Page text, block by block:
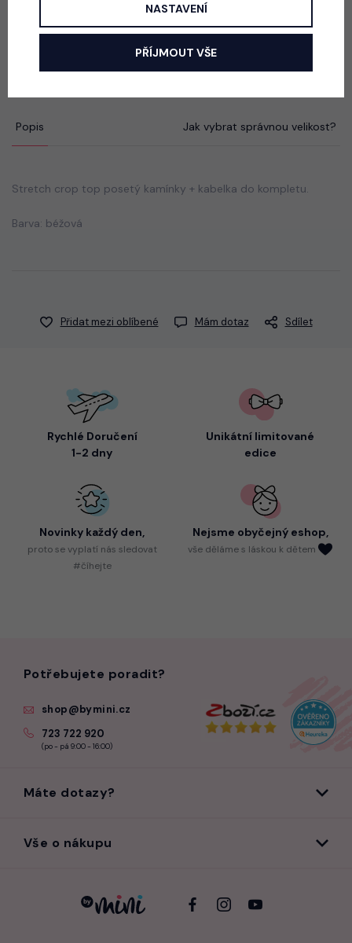
Popis Jak vybrat správnou velikost?
Stretch crop top posetý kamínky + kabelka do kompletu.
Barva: béžová
Přidat mezi oblíbené Mám dotaz Sdílet
Rychlé Doručení
1-2 dny
Unikátní limitované
edice
Novinky každý den,
protose vyplatí nás sledovat
#číhejte
Nejsme obyčejný eshop,
vše děláme s láskou k dětem
Potřebujete poradit?
shop@bymini.cz
723 722 920
(po - pá 9:00 - 16:00)
Máte dotazy?
Vše o nákupu
NASTAVENÍ
PŘÍJMOUT VŠE